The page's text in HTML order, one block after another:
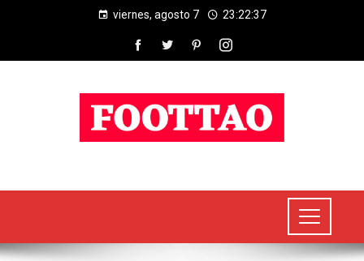
viernes, agosto 7 23:22:38